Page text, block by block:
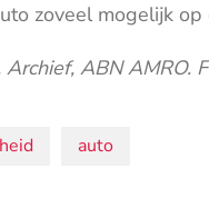
zoveel mogelijk
Archief, ABN AMRO.
auto